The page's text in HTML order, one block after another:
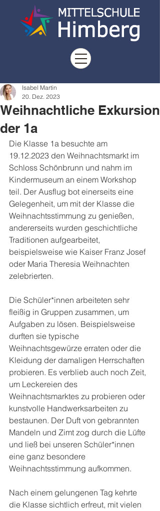
Weihnachtliche Exkursion
der 1a
Isabel Martin
20. Dez. 2023
Die Klasse 1a besuchte am
19.12.2023 den Weihnachtsmarkt im
Schloss Schönbrunn und nahm im
Kindermuseum an einem Workshop
teil. Der Ausflug bot einerseits eine
Gelegenheit, um mit der Klasse die
Weihnachtsstimmung zu genießen,
andererseits wurden geschichtliche
Traditionen aufgearbeitet,
beispielsweise wie Kaiser Franz Josef
oder Maria Theresia Weihnachten
zelebrierten.
Die Schüler*innen arbeiteten sehr
fleißig in Gruppen zusammen, um
Aufgaben zu lösen. Beispielsweise
durften sie typische
Weihnachtsgewürze erraten oder die
Kleidung der damaligen Herrschaften
probieren. Es verblieb auch noch Zeit,
um Leckereien des
Weihnachtsmarktes zu probieren oder
kunstvolle Handwerksarbeiten zu
bestaunen. Der Duft von gebrannten
Mandeln und Zimt zog durch die Lüfte
und ließ bei unseren Schüler*innen
eine ganz besondere
Weihnachtsstimmung aufkommen.
Nach einem gelungenen Tag kehrte
die Klasse sichtlich erfreut, mit vielen